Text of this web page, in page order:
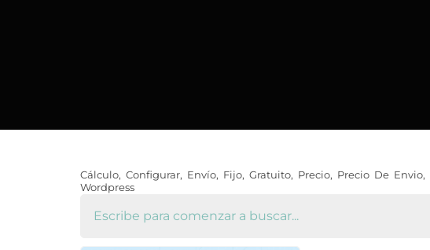
Cálculo, Configurar, Envío, Fijo, Gratuito, Precio, Precio De Envio,
Wordpress